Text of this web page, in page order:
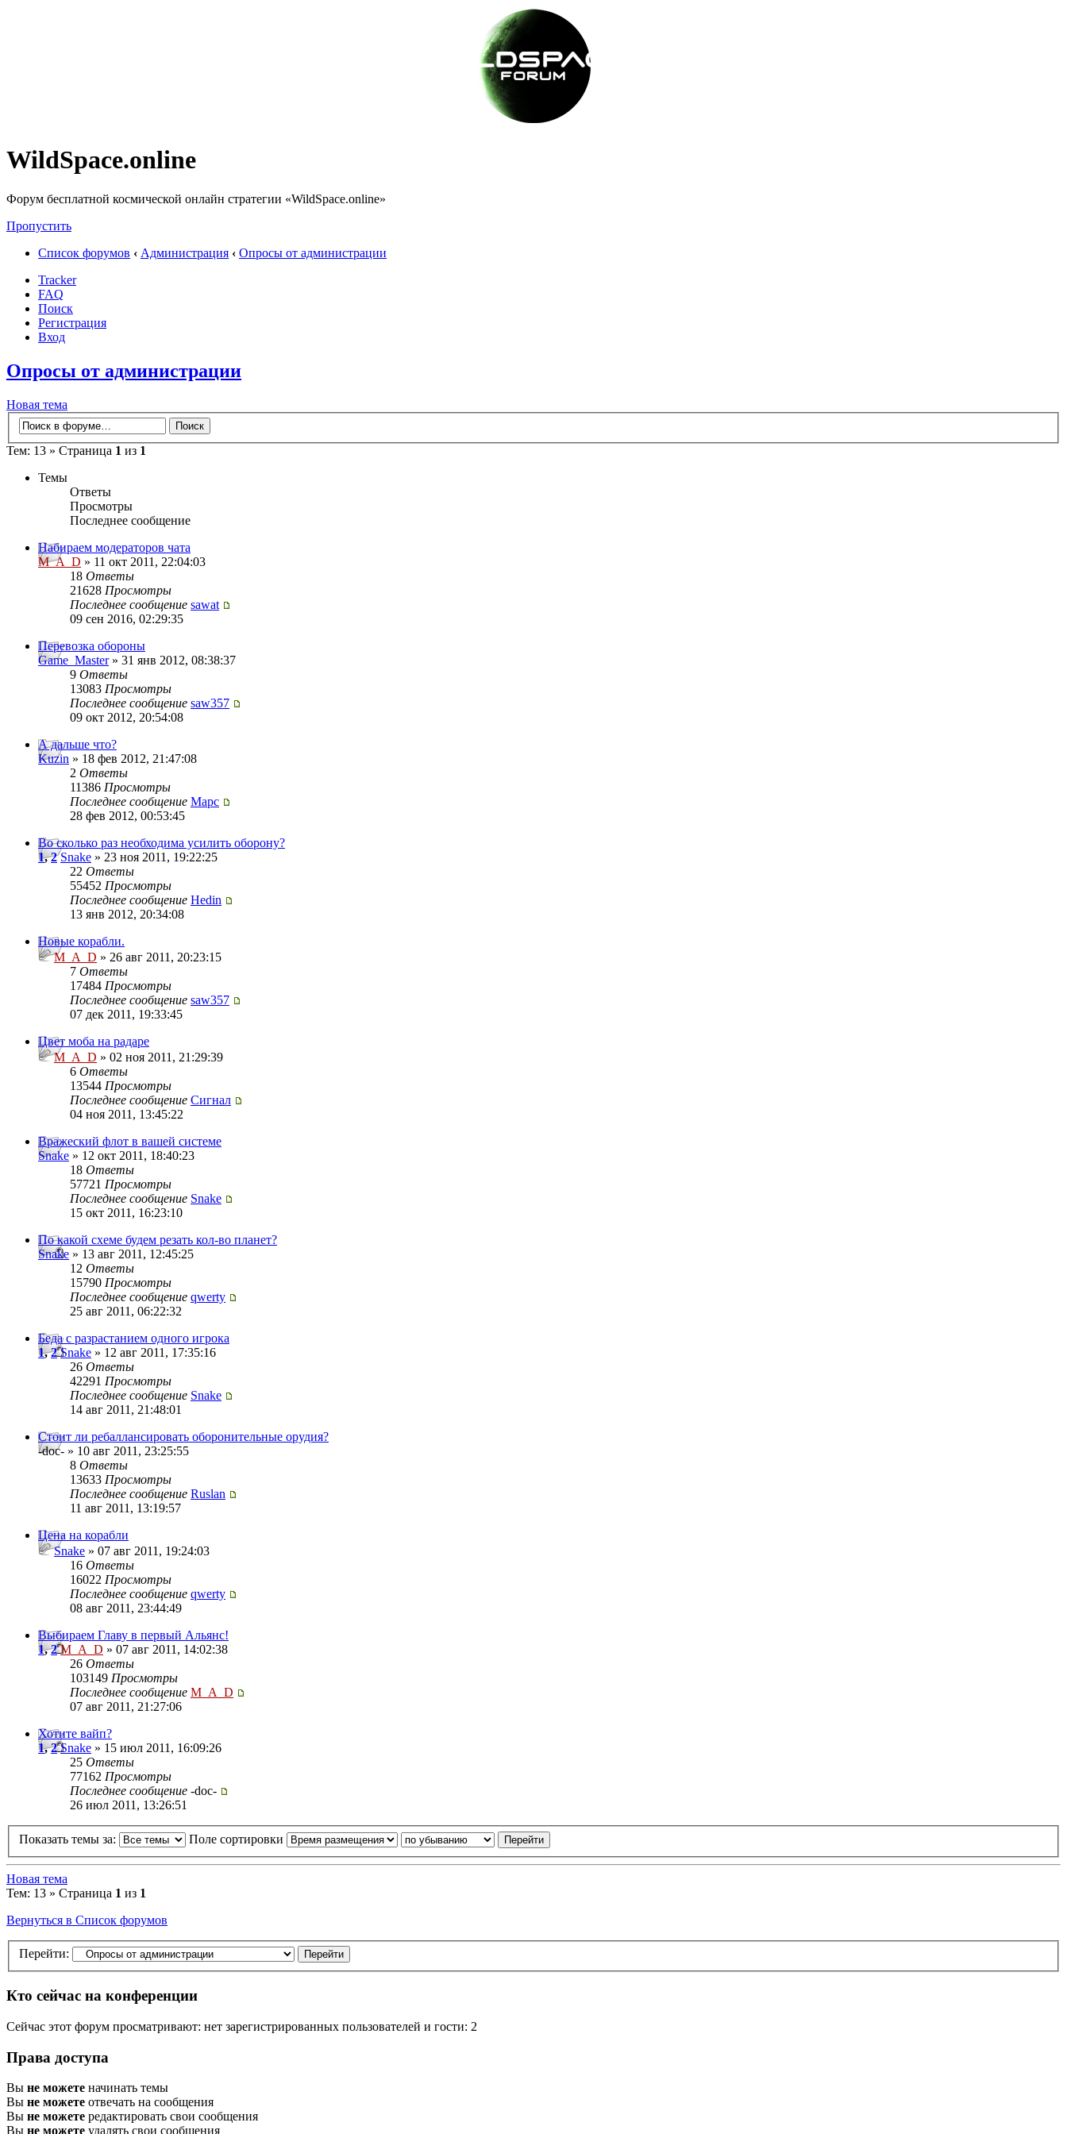
WildSpace.online
Форум бесплатной космической онлайн стратегии «WildSpace.online»
Пропустить
Список форумов ‹ Администрация ‹ Опросы от администрации
Tracker
FAQ
Поиск
Регистрация
Вход
Опросы от администрации
Новая тема
Тем: 13 » Страница 1 из 1
Темы
Ответы
Просмотры
Последнее сообщение
Набираем модераторов чата
M_A_D » 11 окт 2011, 22:04:03
18 Ответы
21628 Просмотры
Последнее сообщение sawat
09 сен 2016, 02:29:35
Перевозка обороны
Game_Master» 31 янв 2012, 08:38:37
9 Ответы
13083 Просмотры
Последнее сообщение saw357
09 окт 2012, 20:54:08
А дальше что?
Kuzin » 18 фев 2012, 21:47:08
2 Ответы
11386 Просмотры
Последнее сообщение Mapc
28 фев 2012, 00:53:45
Во сколько раз необходима усилить оборону?
1,2 Snake » 23 ноя 2011, 19:22:25
22 Ответы
55452 Просмотры
Последнее сообщение Hedin
13 янв 2012, 20:34:08
Новые корабли.
M_A_D » 26 авг 2011, 20:23:15
7 Ответы
17484 Просмотры
Последнее сообщение saw357
07 дек 2011, 19:33:45
Цвет моба на радаре
M_A_D » 02 ноя 2011, 21:29:39
6 Ответы
13544 Просмотры
Последнее сообщение Сигнал
04 ноя 2011, 13:45:22
Вражеский флот в вашей системе
Snake » 12 окт 2011, 18:40:23
18 Ответы
57721 Просмотры
Последнее сообщение Snake
15 окт 2011, 16:23:10
По какой схеме будем резать кол-во планет?
Snake » 13 авг 2011, 12:45:25
12 Ответы
15790 Просмотры
Последнее сообщение qwerty
25 авг 2011, 06:22:32
Беда с разрастанием одного игрока
1,2 Snake » 12 авг 2011, 17:35:16
26 Ответы
42291 Просмотры
Последнее сообщение Snake
14 авг 2011, 21:48:01
Стоит ли ребаллансировать оборонительные орудия?
-doc- » 10 авг 2011, 23:25:55
8 Ответы
13633 Просмотры
Последнее сообщение Ruslan
11 авг 2011, 13:19:57
Цена на корабли
Snake » 07 авг 2011, 19:24:03
16 Ответы
16022 Просмотры
Последнее сообщение qwerty
08 авг 2011, 23:44:49
Выбираем Главу в первый Альянс!
1,2 M_A_D » 07 авг 2011, 14:02:38
26 Ответы
103149 Просмотры
Последнее сообщение M_A_D
07 авг 2011, 21:27:06
Хотите вайп?
1,2 Snake » 15 июл 2011, 16:09:26
25 Ответы
77162 Просмотры
Последнее сообщение -doc-
26 июл 2011, 13:26:51
Показать темы за: Поле сортировки
Новая тема
Тем: 13 » Страница 1 из 1
Вернуться в Список форумов
Перейти:
Кто сейчас на конференции
Сейчас этот форум просматривают: нет зарегистрированных пользователей и гости: 2
Права доступа
Вы не можете начинать темы
Вы не можете отвечать на сообщения
Вы не можете редактировать свои сообщения
Вы не можете удалять свои сообщения